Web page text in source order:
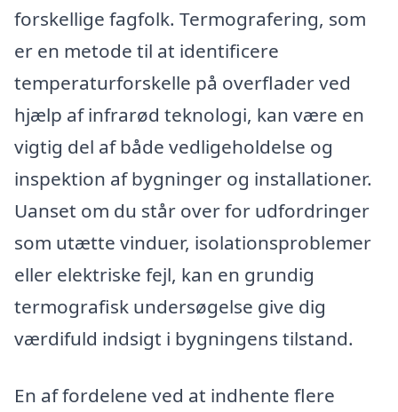
forskellige fagfolk. Termografering, som
er en metode til at identificere
temperaturforskelle på overflader ved
hjælp af infrarød teknologi, kan være en
vigtig del af både vedligeholdelse og
inspektion af bygninger og installationer.
Uanset om du står over for udfordringer
som utætte vinduer, isolationsproblemer
eller elektriske fejl, kan en grundig
termografisk undersøgelse give dig
værdifuld indsigt i bygningens tilstand.
En af fordelene ved at indhente flere